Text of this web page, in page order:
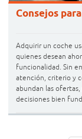
Consejos
Adquirir un coche
quienes desean
funcionalidad. Sin
atención, criterio y
abundan las
decisiones bien